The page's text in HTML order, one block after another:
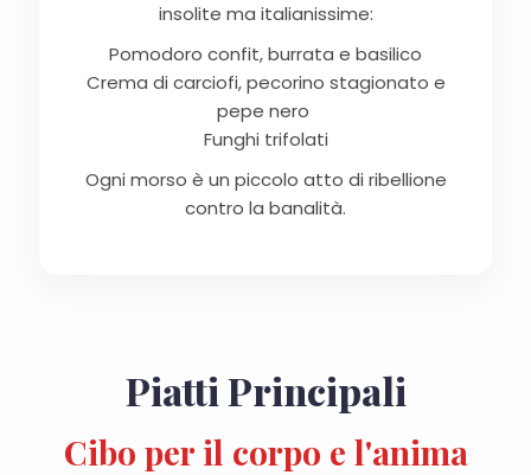
insolite ma italianissime:
Pomodoro confit, burrata e basilico
Crema di carciofi, pecorino stagionato e
pepe nero
Funghi trifolati
Ogni morso è un piccolo atto di ribellione
contro la banalità.
Piatti Principali
Cibo per il corpo e l'anima